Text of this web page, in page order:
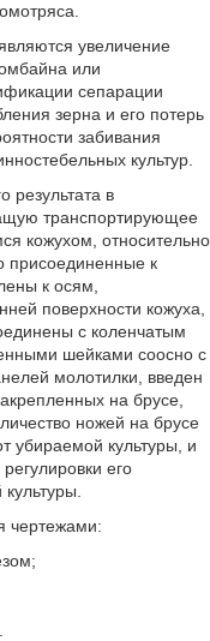
увеличение
или
сепарации
зерна и его потерь
забивания
культур.
результата в
транспортирующее
кожухом, относительно
присоединенные к
к осям,
поверхности кожуха,
с коленчатым
шейками соосно с
молотилки, введен
на брусе,
ножей на брусе
убираемой культуры, и
его
чертежами: